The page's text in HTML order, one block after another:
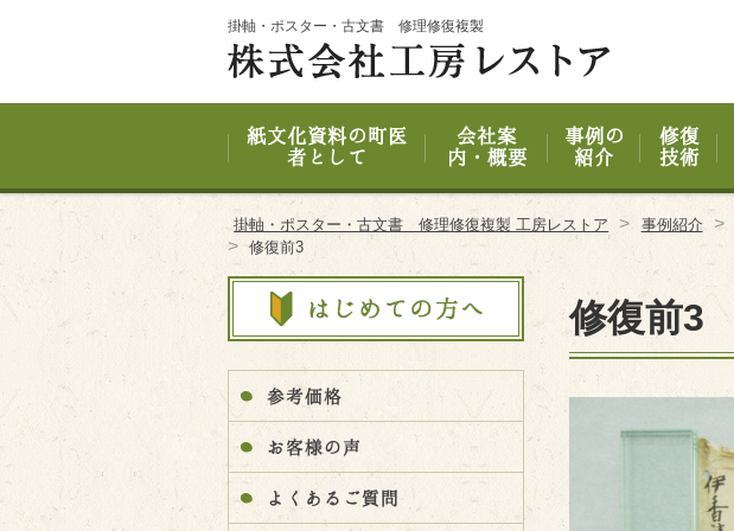
掛軸・ポスター・古文書 修理修復複製
紙文化資料の町医
者として
会社案
内・概要
事例の
紹介
修復
技術
掛軸・ポスター・古文書 修理修復複製 工房レストア > 事例紹介 >
> 修復前3
修復前3
参考価格
お客様の声
よくあるご質問